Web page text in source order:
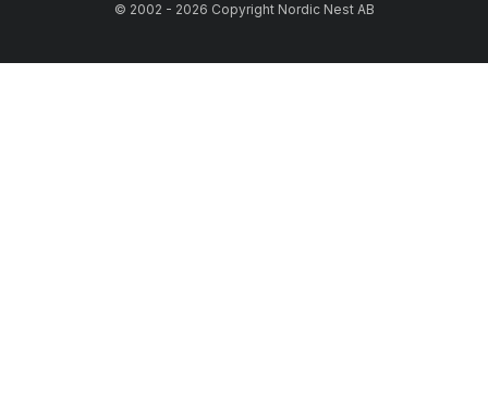
© 2002 - 2026 Copyright Nordic Nest AB